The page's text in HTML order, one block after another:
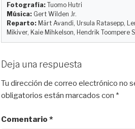
Fotografía: Tuomo Hutri
Música: Gert Wilden Jr.
Reparto: Märt Avandi, Ursula Ratasepp,
Mikiver, Kaie Mihkelson, Hendrik Toompere
Deja una respuesta
Tu dirección de correo electrónico no
obligatorios están marcados con *
Comentario *